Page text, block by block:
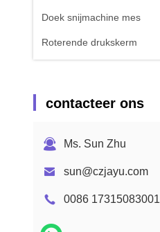
Doek snijmachine mes
Roterende drukskerm
contacteer ons
Ms. Sun Zhu
sun@czjayu.com
0086 17315083001